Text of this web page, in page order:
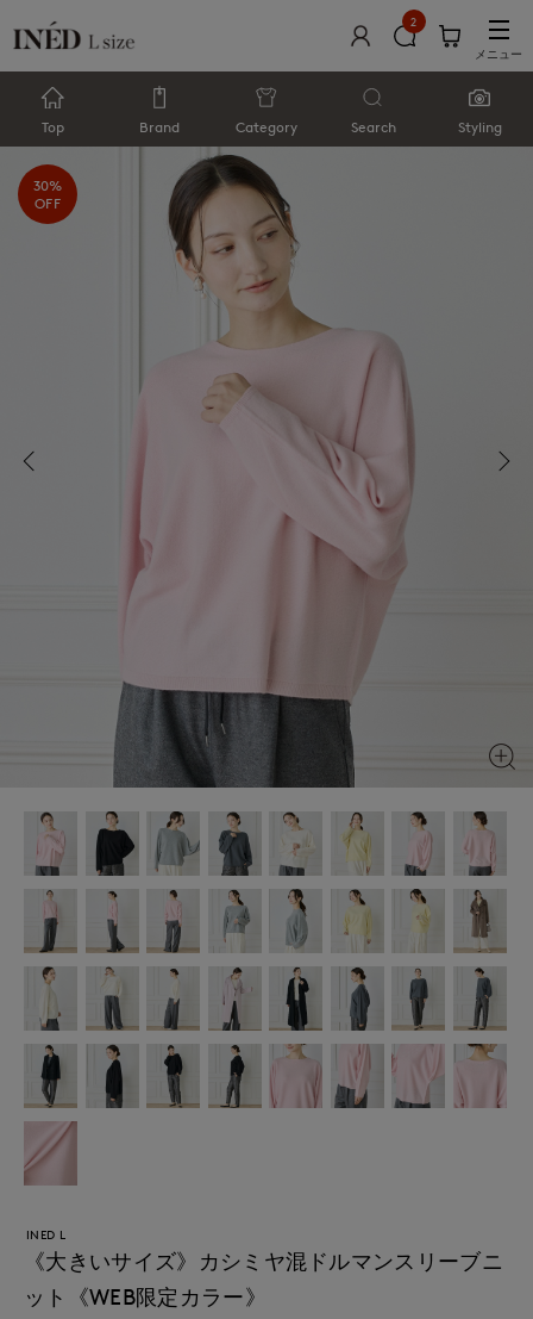
2
メニュー
Top Brand Category Search Styling
30%
OFF
INED L
《大きいサイズ》カシミヤ混ドルマンスリーブニ
ット《WEB限定カラー》